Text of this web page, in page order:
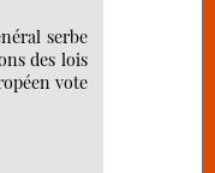
serbe
des lois
vote